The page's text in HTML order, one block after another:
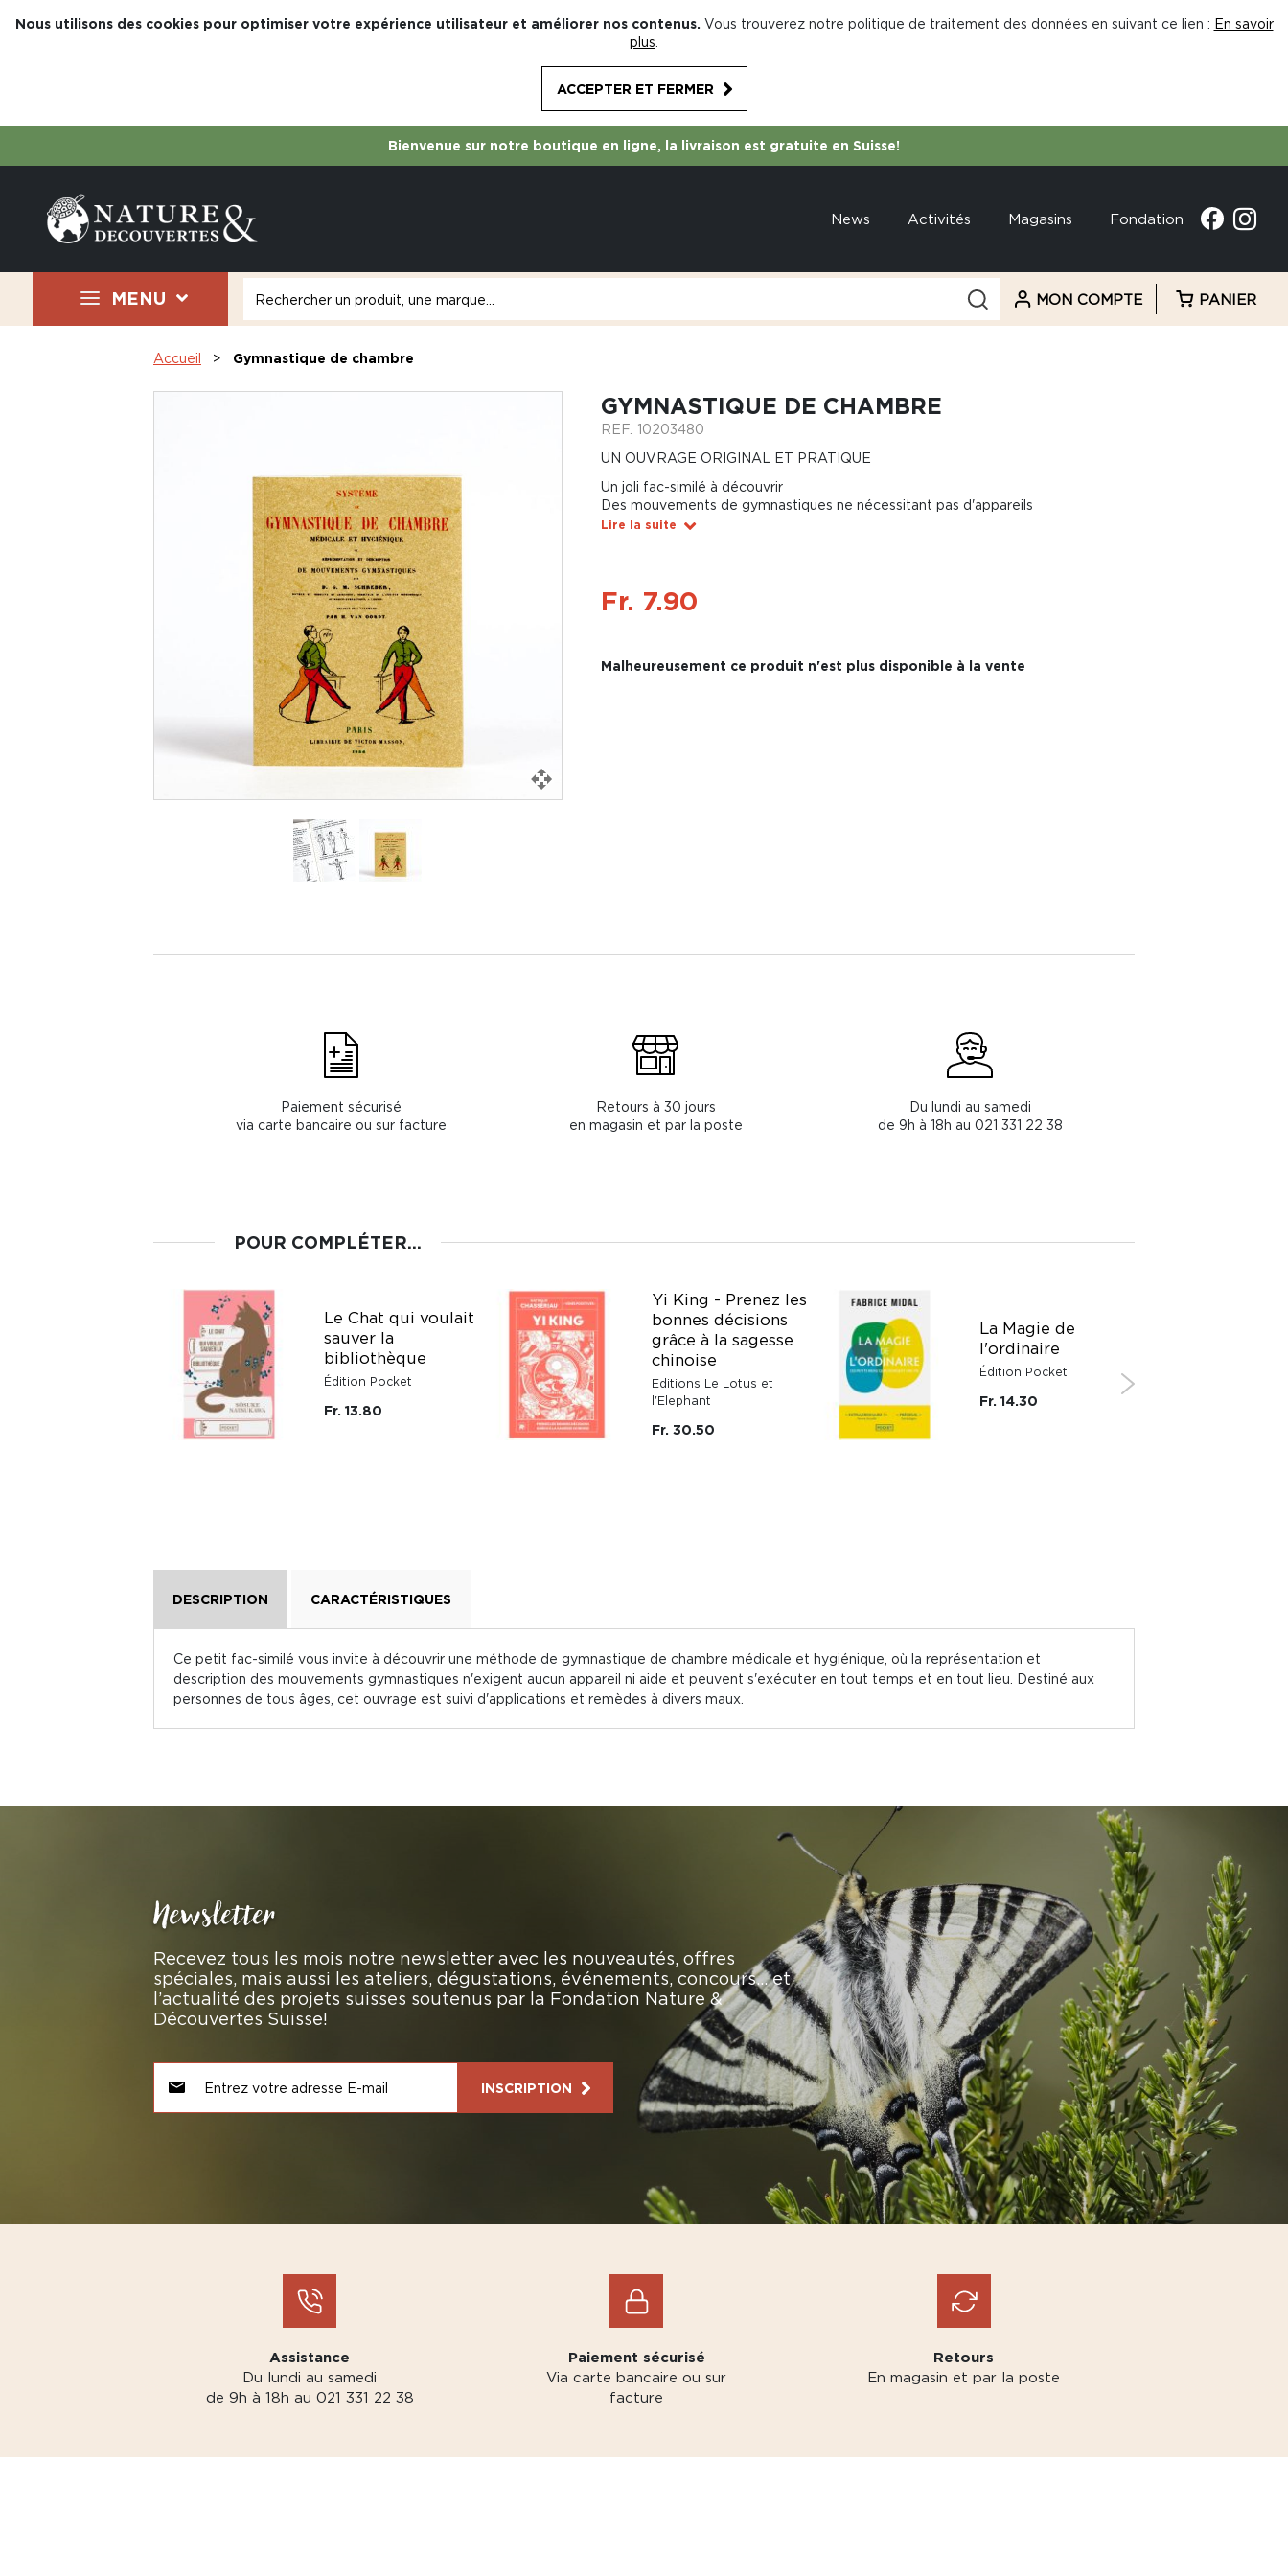
Nous utilisons des cookies pour optimiser votre expérience utilisateur et améliorer nos contenus. Vous trouverez notre politique de traitement des données en suivant ce lien : En savoir
plus
ACCEPTER ET FERMER
Bienvenue sur notre boutique en ligne, la livraison est gratuite en Suisse!
News Activités Magasins Fondation
MENU MON COMPTE PANIER
Accueil Gymnastique de chambre
GYMNASTIQUE DE CHAMBRE
REF. 10203480
UN OUVRAGE ORIGINAL ET PRATIQUE
Un joli fac-similé à découvrir
Des mouvements de gymnastiques ne nécessitant pas d'appareils
Lire la suite
Fr. 7.90
Malheureusement ce produit n'est plus disponible à la vente
Paiement sécurisé
via carte bancaire ou sur facture
Retours à 30 jours
en magasin et par la poste
Du lundi au samedi
de 9h à 18h au 021 331 22 38
POUR COMPLÉTER...
Le Chat qui voulait
sauver la
bibliothèque
Édition Pocket
Fr. 13.80
Yi King - Prenez les
bonnes décisions
grâce à la sagesse
chinoise
Editions Le Lotus et
l'Elephant
Fr. 30.50
La Magie de
l'ordinaire
Édition Pocket
Fr. 14.30
DESCRIPTION CARACTÉRISTIQUES
Ce petit fac-similé vous invite à découvrir une méthode de gymnastique de chambre médicale et hygiénique, où la représentation et
description des mouvements gymnastiques n'exigent aucun appareil ni aide et peuvent s'exécuter en tout temps et en tout lieu. Destiné aux
personnes de tous âges, cet ouvrage est suivi d'applications et remèdes à divers maux.
Newsletter
Recevez tous les mois notre newsletter avec les nouveautés, offres
spéciales, mais aussi les ateliers, dégustations, événements, concours… et
l’actualité des projets suisses soutenus par la Fondation Nature &
Découvertes Suisse!
INSCRIPTION
Assistance
Du lundi au samedi
de 9h à 18h au 021 331 22 38
Paiement sécurisé
Via carte bancaire ou sur
facture
Retours
En magasin et par la poste